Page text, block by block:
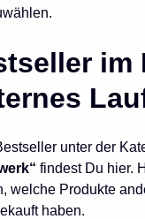
im
unter der
findest Du hier.
welche Produkte
haben.